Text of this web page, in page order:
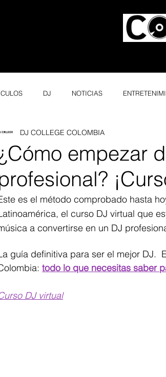
DJ NOTICIAS
empezar
DJ COLLEGE COLOMBIA
es el método comprobado hasta
el curso DJ virtual que
a convertirse en un DJ
guía definitiva para ser el mejor DJ.
todo lo que necesitas saber
DJ virtual